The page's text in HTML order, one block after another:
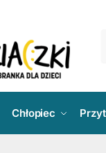
Chłopiec